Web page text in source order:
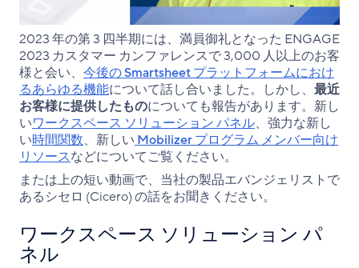
2023 年の第 3 四半期には、満員御礼となった ENGAGE
2023 カスタマー カンファレンスで 3,000 人以上のお客
様と会い、 今後の Smartsheet プラットフォームにおけ
るあらゆる機能について話し合いました。しかし、 最近
お客様に提供したものについても報告があります。新し
いワークスペース ソリューション パネル、強力な新し
い時間関数、新しい Mobilizer プログラム メンバー向け
リソースなどについてご覧ください。
または上の短い動画で、当社の製品エバンジェリストで
あるシセロ (Cicero) の話をお聞きください。
ワークスペース ソリューション パ
ネル